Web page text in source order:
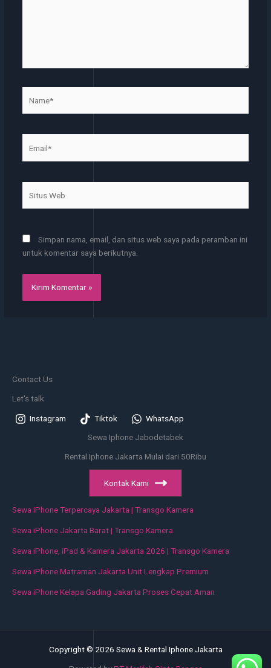
Web
Simpan nama, email, dan situs web saya pada peramban ini
untuk komentar saya berikutnya.
Contact Us
Let's talk
Instagram Tiktok
WhatsApp
Sewa Iphone Jabodetabek
Rental Iphone Jakarta Mulai dari 50Ribu
Kontak Kami
Sewa iPhone Terpercaya Jakarta | Transgo Kamera
Sewa iPhone Jakarta Barat | Transgo Kamera
Sewa iPhone, iPad & Kamera Jakarta 2026 | Transgo Kamera
Sewa iPhone Matraman Jakarta Unit Lengkap Premium
Sewa iPhone Kelapa Gading Jakarta Proses Cepat Aman
Copyright © 2026 Sewa & Rental Iphone Jakarta